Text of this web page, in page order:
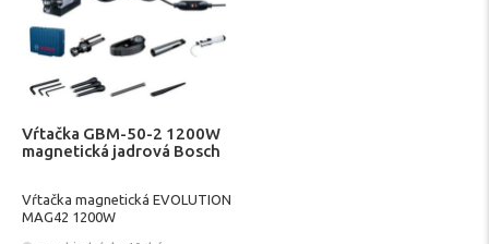
Vŕtačka GBM-50-2 1200W
magnetická jadrová Bosch
Vŕtačka magnetická EVOLUTION
MAG42 1200W